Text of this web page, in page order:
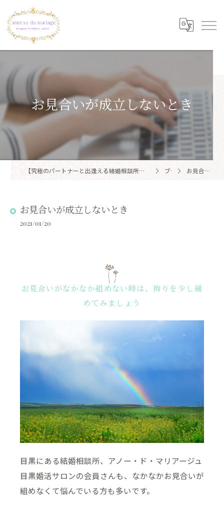
お見合いが成立しないとき
【究極のパートナーと出逢える結婚相談所】目黒区・品川区で結婚相談所ならアノー・ド・マリアージュ 目黒婚活サロン ブログ お見合いが成立しないとき
お見合いが成立しないとき
2021/01/20
お見合いがなかなか組めない時は、拘りを少し緩
めてみましょう
目黒にある結婚相談所、アノー・ド・マリアージュ
目黒婚活サロンの会員さんも、なかなかお見合いが
組めなくて悩んでいる方も多いです。